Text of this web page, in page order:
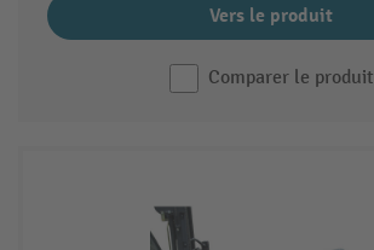
Vers le produit
Comparer le produit